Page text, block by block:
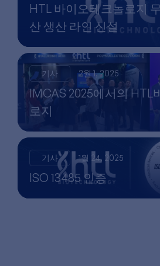
HTL 바이오테크놀로지
산 생산 라인 신설
기사 2월 1, 2025
IMCAS 2025에서의 HTL
로지
기사 1월 24, 2025
ISO 13485 인증